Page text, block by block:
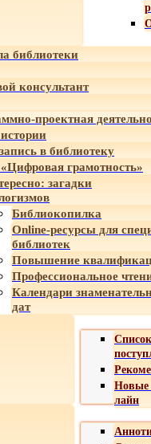
библиотеки
консультант
проектная
в библиотеку
грамотность»
загадки
Библиокопилка
Online-ресурсы для
библиотек
Повышение
Профессиональное
Календари
дат
Новые
лайн